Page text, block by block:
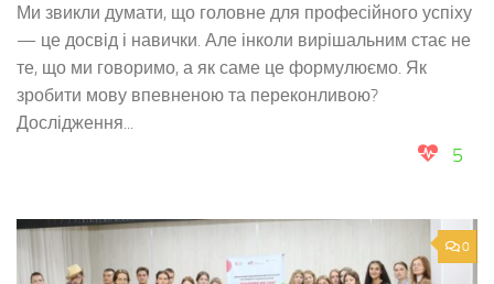
Ми звикли думати, що головне для професійного успіху
— це досвід і навички. Але інколи вирішальним стає не
те, що ми говоримо, а як саме це формулюємо. Як
зробити мову впевненою та переконливою?
Дослідження...
5
0